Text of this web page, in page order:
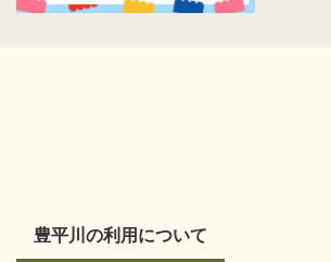
豊平川の利用について